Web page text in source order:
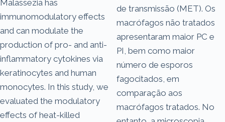
Malassezia has
immunomodulatory effects
and can modulate the
production of pro- and anti-
inflammatory cytokines via
keratinocytes and human
monocytes. In this study, we
evaluated the modulatory
effects of heat-killed
de transmissão (MET). Os
macrófagos não tratados
apresentaram maior PC e
PI, bem como maior
número de esporos
fagocitados, em
comparação aos
macrófagos tratados. No